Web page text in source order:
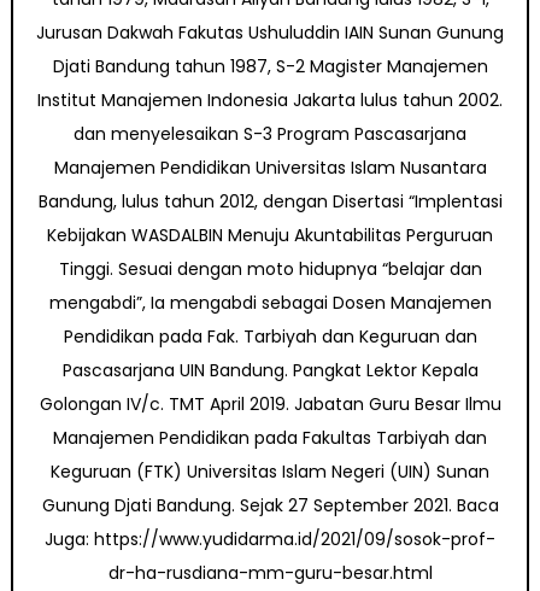
Jurusan Dakwah Fakutas Ushuluddin IAIN Sunan Gunung
Djati Bandung tahun 1987, S-2 Magister Manajemen
Institut Manajemen Indonesia Jakarta lulus tahun 2002.
dan menyelesaikan S-3 Program Pascasarjana
Manajemen Pendidikan Universitas Islam Nusantara
Bandung, lulus tahun 2012, dengan Disertasi “Implentasi
Kebijakan WASDALBIN Menuju Akuntabilitas Perguruan
Tinggi. Sesuai dengan moto hidupnya “belajar dan
mengabdi”, Ia mengabdi sebagai Dosen Manajemen
Pendidikan pada Fak. Tarbiyah dan Keguruan dan
Pascasarjana UIN Bandung. Pangkat Lektor Kepala
Golongan IV/c. TMT April 2019. Jabatan Guru Besar Ilmu
Manajemen Pendidikan pada Fakultas Tarbiyah dan
Keguruan (FTK) Universitas Islam Negeri (UIN) Sunan
Gunung Djati Bandung. Sejak 27 September 2021. Baca
Juga: https://www.yudidarma.id/2021/09/sosok-prof-
dr-ha-rusdiana-mm-guru-besar.html